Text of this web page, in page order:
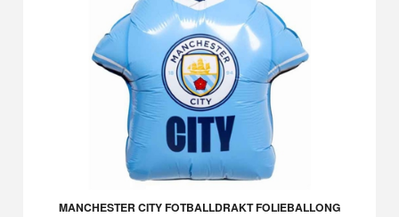
MANCHESTER CITY FOTBALLDRAKT FOLIEBALLONG